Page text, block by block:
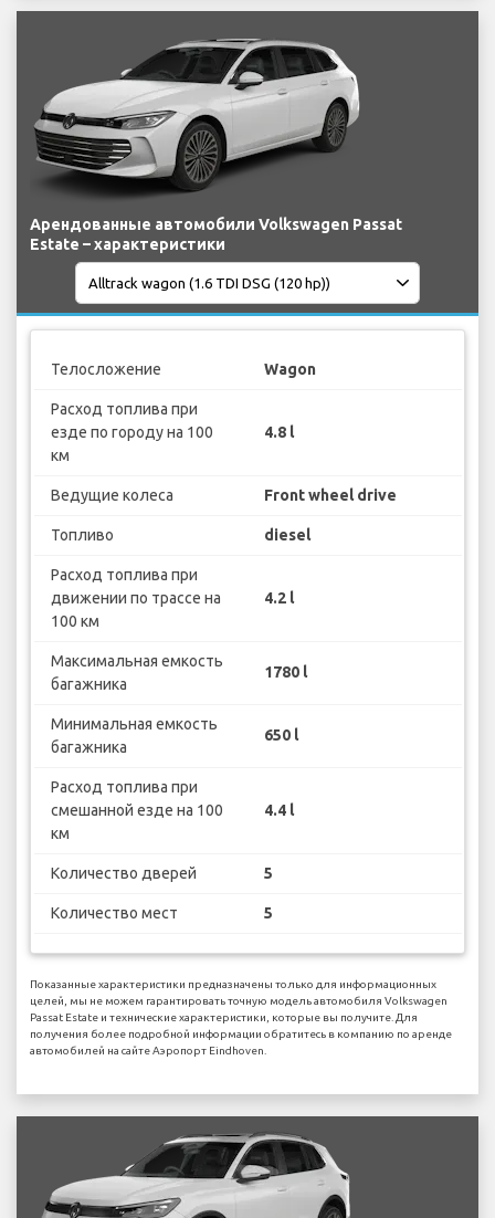
Арендованные автомобили Volkswagen Passat
Estate – характеристики
Телосложение Wagon
Расход топлива при
езде по городу на 100
км
4.8 l
Ведущие колеса Front wheel drive
Топливо diesel
Расход топлива при
движении по трассе на
100 км
4.2 l
Максимальная емкость
багажника
1780 l
Минимальная емкость
багажника
650 l
Расход топлива при
смешанной езде на 100
км
4.4 l
Количество дверей 5
Количество мест 5
Показанные характеристики предназначены только для информационных
целей, мы не можем гарантировать точную модель автомобиля Volkswagen
Passat Estate и технические характеристики, которые вы получите. Для
получения более подробной информации обратитесь в компанию по аренде
автомобилей на сайте Аэропорт Eindhoven.